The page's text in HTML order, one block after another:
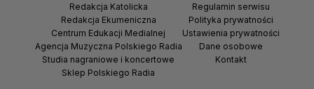
Redakcja Katolicka
Redakcja Ekumeniczna
Centrum Edukacji Medialnej
Agencja Muzyczna Polskiego Radia
Studia nagraniowe i koncertowe
Sklep Polskiego Radia
Regulamin serwisu
Polityka prywatności
Ustawienia prywatności
Dane osobowe
Kontakt